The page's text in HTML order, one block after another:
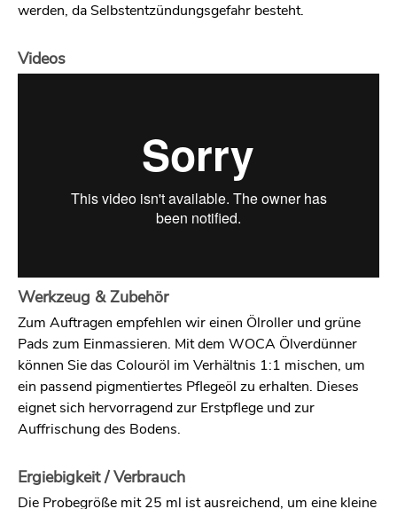
werden, da Selbstentzündungsgefahr besteht.
Videos
Werkzeug & Zubehör
Zum Auftragen empfehlen wir einen Ölroller und grüne
Pads zum Einmassieren. Mit dem WOCA Ölverdünner
können Sie das Colouröl im Verhältnis 1:1 mischen, um
ein passend pigmentiertes Pflegeöl zu erhalten. Dieses
eignet sich hervorragend zur Erstpflege und zur
Auffrischung des Bodens.
Ergiebigkeit / Verbrauch
Die Probegröße mit 25 ml ist ausreichend, um eine kleine